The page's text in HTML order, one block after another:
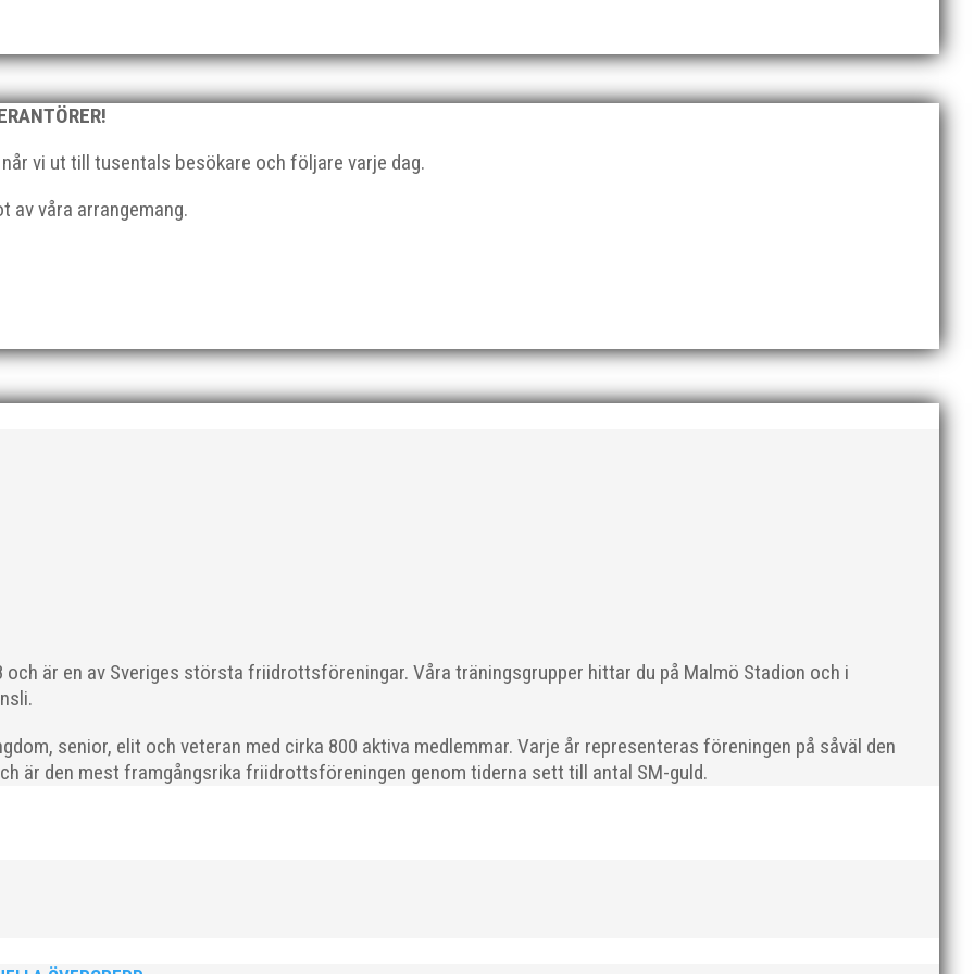
vi ut till tusentals besökare och följare varje dag.
av våra arrangemang.
är en av Sveriges största friidrottsföreningar. Våra träningsgrupper hittar du på Malmö Stadion och i
senior, elit och veteran med cirka 800 aktiva medlemmar. Varje år representeras föreningen på såväl den
är den mest framgångsrika friidrottsföreningen genom tiderna sett till antal SM-guld.
relationsbyggande och affärsinriktad...
vän, Bengt Bendéus,...
beroende på var man befinner sig i organisationen. Här kommer en liten sammanfattning från mig som
i våra olika verksamhetsben. BroloppetAtt...
2008–2018 till ett sista träningspass på Malmö Stadion innan den rivs. Bilder, klicka här! Foto: Thomas Leandersson
SM avgjordes i Karlstad i helgen. Thobias Montler segrade programenligt i längdhoppet medan MAI:s kastare
hem guldet i kula på lördagen och bärgade...